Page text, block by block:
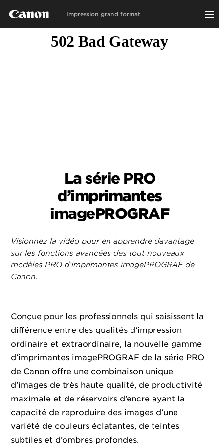
Impression grand format
La série PRO
d’imprimantes
imagePROGRAF
Visionnez la vidéo pour en apprendre davantage
sur les fonctions avancées des tout nouveaux
modèles PRO d’imprimantes imagePROGRAF de
Canon.
Conçue pour les professionnels qui saisissent la
différence entre des qualités d’impression
ordinaire et extraordinaire, la nouvelle gamme
d’imprimantes imagePROGRAF de la série PRO
de Canon offre une combinaison unique
d’images de très haute qualité, de productivité
maximale et de réservoirs d’encre ayant la
capacité de reproduire des images d’une
variété de couleurs éclatantes, de teintes
subtiles et d’ombres profondes.